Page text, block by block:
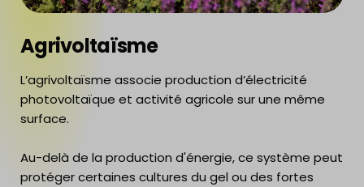
Agrivoltaïsme
L’agrivoltaïsme associe production d’électricité
photovoltaïque et activité agricole sur une même
surface.
Au-delà de la production d'énergie, ce système peut
protéger certaines cultures du gel ou des fortes